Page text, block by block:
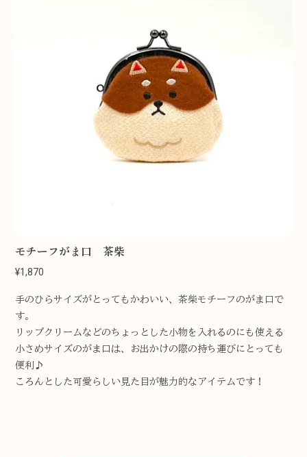
モチーフがま口 茶柴
¥1,870
手のひらサイズがとってもかわいい、茶柴モチーフのがま口で
す。
リップクリームなどのちょっとした小物を入れるのにも使える
小さめサイズのがま口は、お出かけの際の持ち運びにとっても
便利♪
ころんとした可愛らしい見た目が魅力的なアイテムです！